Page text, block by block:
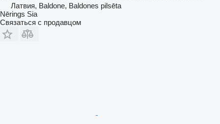
Латвия, Baldone, Baldones pilsēta
Nērings Sia
Связаться с продавцом